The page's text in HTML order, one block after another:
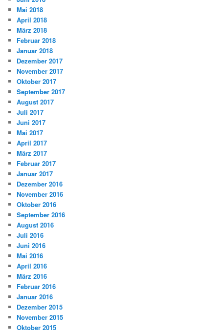
Mai 2018
April 2018
März 2018
Februar 2018
Januar 2018
Dezember 2017
November 2017
Oktober 2017
September 2017
August 2017
Juli 2017
Juni 2017
Mai 2017
April 2017
März 2017
Februar 2017
Januar 2017
Dezember 2016
November 2016
Oktober 2016
September 2016
August 2016
Juli 2016
Juni 2016
Mai 2016
April 2016
März 2016
Februar 2016
Januar 2016
Dezember 2015
November 2015
Oktober 2015